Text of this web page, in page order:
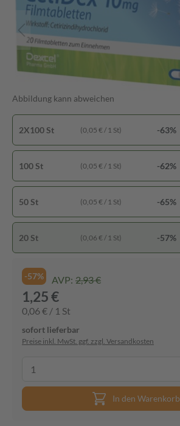
Abbildung kann abweichen
2X100 St (0,05 € / 1 St) -63%
100 St (0,05 € / 1 St) -62%
50 St (0,05 € / 1 St) -65%
20 St (0,06 € / 1 St) -57%
-57% AVP: 2,93 €
1,25 €
0,06 € / 1 St
sofort lieferbar
Preise inkl. MwSt. ggf. zzgl. Versandkosten
In den Warenkorb